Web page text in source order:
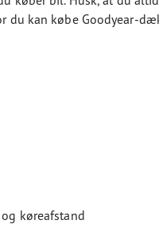
du kan købe Goodyear-
køreafstand